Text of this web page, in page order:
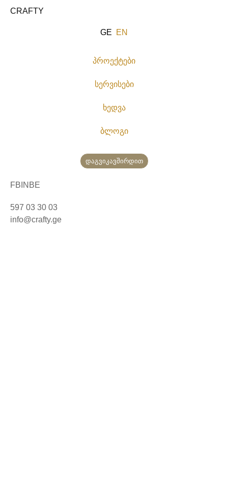
CRAFTY
GE EN
პროექტები
სერვისები
ხედვა
ბლოგი
დაგვიკავშირდით
FB IN BE
597 03 30 03
info@crafty.ge